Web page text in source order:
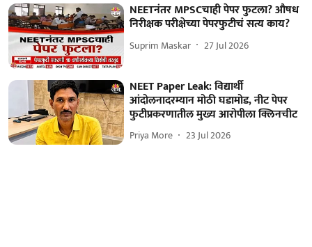
NEETनंतर MPSCचाही पेपर फुटला? औषध
निरीक्षक परीक्षेच्या पेपरफुटीचं सत्य काय?
Suprim Maskar 27 Jul 2026
NEET Paper Leak: विद्यार्थी
आंदोलनादरम्यान मोठी घडामोड, नीट पेपर
फुटीप्रकरणातील मुख्य आरोपीला क्लिनचीट
Priya More 23 Jul 2026